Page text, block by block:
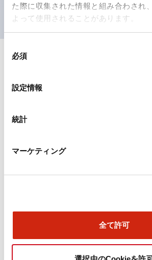
た際に収集された情報と組み合わされ
よって使用されることがあります。
必須
設定情報
統計
マーケティング
全て許可
仕様
形状仕様
電気的仕様(照光部定格)
ドキュメントとファイル